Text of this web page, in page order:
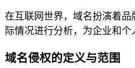
在互联网世界，域名扮演着
际情况进行分析，为企业和个
域名侵权的定义与范围